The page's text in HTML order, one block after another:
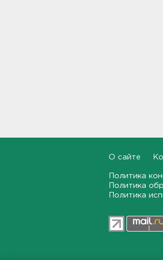
перинатального центра
О сайте
Политика
Политика
Политика